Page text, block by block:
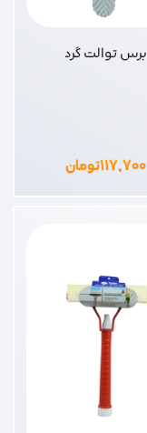
برس توالت گرد
۱۱۷,۷۰۰تومان